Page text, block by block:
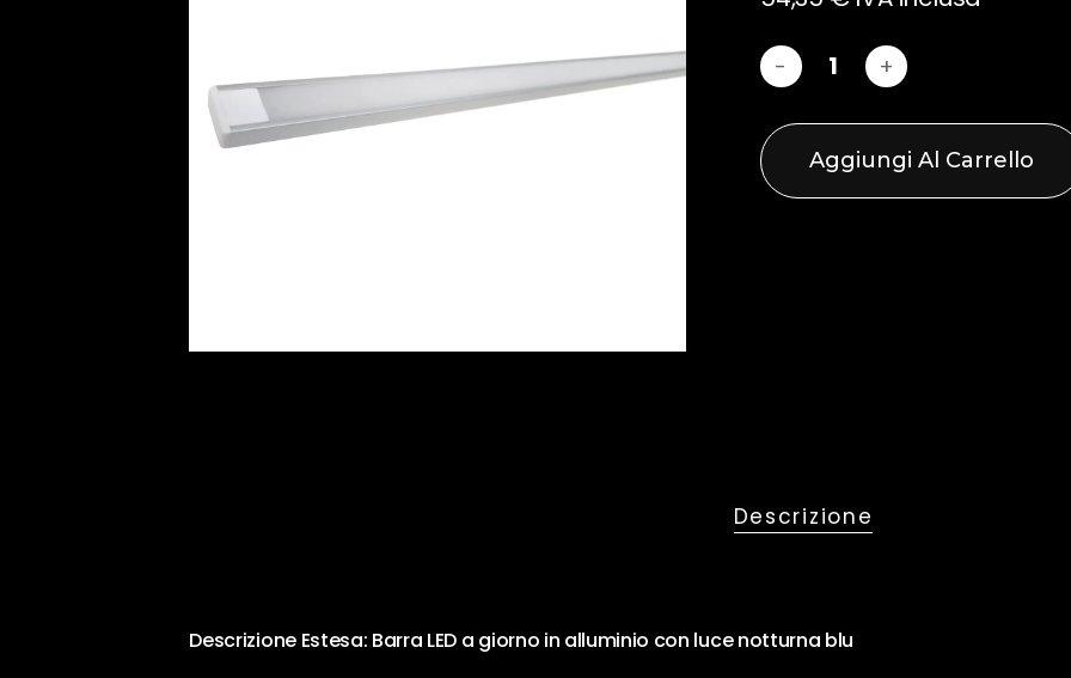
Aggiungi Al Carrello
Descrizione
Descrizione Estesa: Barra LED a giorno in alluminio con luce notturna blu